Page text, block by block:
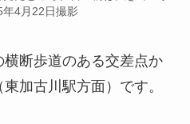
4月22日撮影
断歩道のある交差点か
加古川駅方面）です。